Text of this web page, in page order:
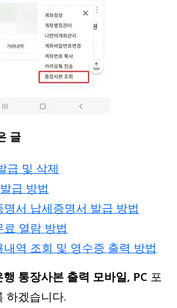
글
급 및 삭제
급 방법
서 납세증명서 발급 방법
열람 방법
역 조회 및 영수증 출력 방법
행 통장사본 출력 모바일, PC 포
하겠습니다.